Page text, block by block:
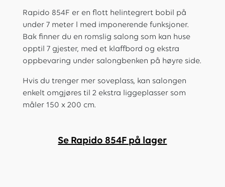
Rapido 854F er en flott helintegrert bobil på
under 7 meter l med imponerende funksjoner.
Bak finner du en romslig salong som kan huse
opptil 7 gjester, med et klaffbord og ekstra
oppbevaring under salongbenken på høyre side.
Hvis du trenger mer soveplass, kan salongen
enkelt omgjøres til 2 ekstra liggeplasser som
måler 150 x 200 cm.
Se Rapido 854F på lager